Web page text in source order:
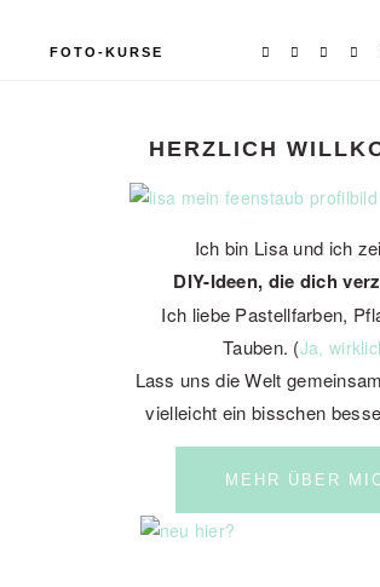
FOTO-KURSE
PRIMARY
SIDEBAR
HERZLICH
Ich bin Lisa und ich
DIY-Ideen, die dich
Ich liebe Pastellfarben,
Tauben. (Ja,
Lass uns die Welt
vielleicht ein bisschen
MEHR ÜBER